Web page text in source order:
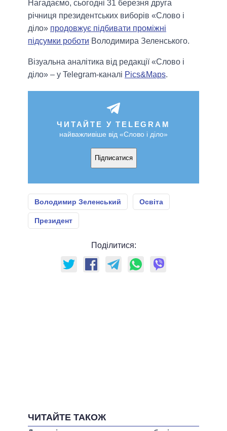
Нагадаємо, сьогодні 31 березня друга
річниця президентських виборів «Слово і
діло» продовжує підбивати проміжні
підсумки роботи Володимира Зеленського.
Візуальна аналітика від редакції «Слово і
діло» – у Telegram-каналі Pics&Maps.
ЧИТАЙТЕ У TELEGRAM
найважливіше від «Слово і діло»
Підписатися
Володимир Зеленський Освіта
Президент
Поділитися:
ЧИТАЙТЕ ТАКОЖ